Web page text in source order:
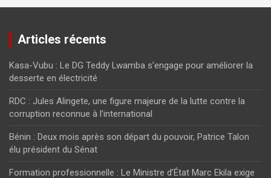
Articles récents
Kasa-Vubu : Le DG Teddy Lwamba s’engage pour améliorer la
desserte en électricité
RDC : Jules Alingete, une figure majeure de la lutte contre la
corruption reconnue à l’international
Bénin : Deux mois après son départ du pouvoir, Patrice Talon
élu président du Sénat
Formation professionnelle : Le Ministre d’État Marc Ekila exige